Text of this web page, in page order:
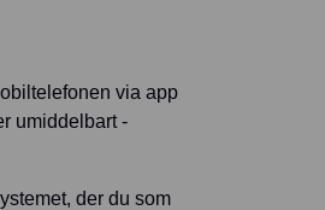
via app
umiddelbart -
der du som